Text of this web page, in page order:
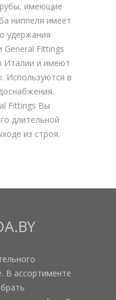
имеющие
ниппеля имеет
удержания
General Fittings
Италии и имеют
Используются в
Fittings Вы
длительной
из строя.
В ассортименте